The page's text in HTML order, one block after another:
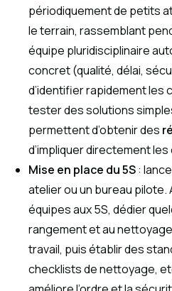
périodiquement de petits
le terrain, rassemblant
équipe pluridisciplinaire
concret (qualité, délai,
d’identifier rapidement les
tester des solutions
permettent d’obtenir des
d’impliquer directement
Mise en place du 5S:
atelier ou un bureau pilote.
équipes aux 5S, dédier
rangement et au
travail, puis établir des
checklists de nettoyage,